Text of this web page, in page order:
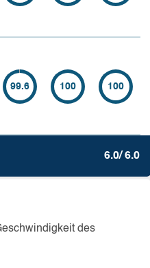
99.6 100 100
6.0/ 6.0
des